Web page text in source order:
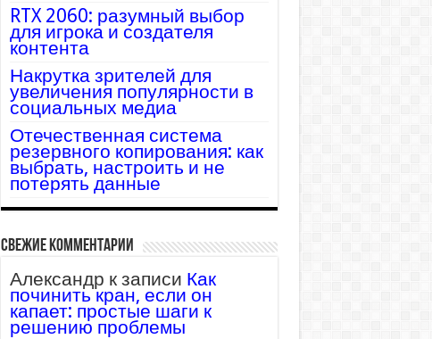
RTX 2060: разумный выбор
для игрока и создателя
контента
Накрутка зрителей для
увеличения популярности в
социальных медиа
Отечественная система
резервного копирования: как
выбрать, настроить и не
потерять данные
Свежие комментарии
Александр к записи Как
починить кран, если он
капает: простые шаги к
решению проблемы